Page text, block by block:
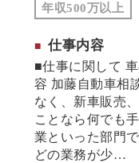
年収500万以上
仕事内容
■仕事に関して
容 加藤自動車相
なく、新車販売
ことなら何でも
業といった部門
どの業務が少…